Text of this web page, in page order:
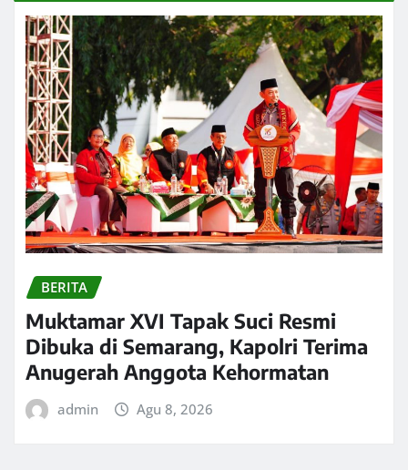
BERITA
Muktamar XVI Tapak Suci Resmi
Dibuka di Semarang, Kapolri Terima
Anugerah Anggota Kehormatan
admin Agu 8, 2026